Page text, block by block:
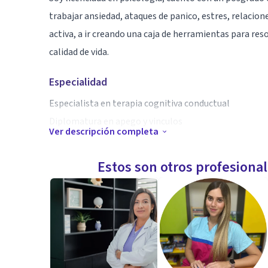
trabajar ansiedad, ataques de panico, estres,
activa, a ir creando una caja de herramientas para
calidad de vida.
Especialidad
Especialista en terapia cognitiva conductual
Me encuentro en constante formacion en cuanto a
mental
Las sesiones son dinamicas atendiendo las
Ver descripción completa
Estos son otros